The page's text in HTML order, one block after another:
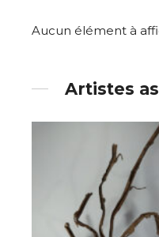
Aucun élément à
Artistes